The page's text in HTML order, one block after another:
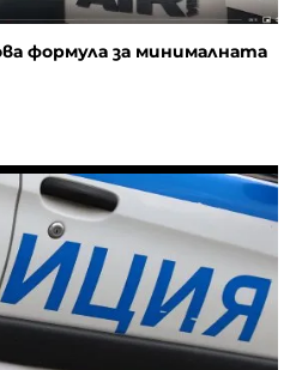
формула за минималната